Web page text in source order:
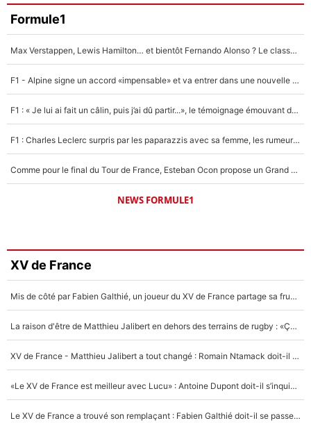
Formule1
Max Verstappen, Lewis Hamilton… et bientôt Fernando Alonso ? Le classement des pilotes les mieux payés en Formule 1 risque de changer !
F1 - Alpine signe un accord «impensable» et va entrer dans une nouvelle dimension : Grande nouvelle pour Pierre Gasly !
F1 : « Je lui ai fait un câlin, puis j’ai dû partir...», le témoignage émouvant de Max Verstappen sur sa fille
F1 : Charles Leclerc surpris par les paparazzis avec sa femme, les rumeurs étaient vraies !
Comme pour le final du Tour de France, Esteban Ocon propose un Grand Prix de Formule 1 à Paris : «Autour de l’Arc de Triomphe, ce serait génial» !
NEWS FORMULE1
XV de France
Mis de côté par Fabien Galthié, un joueur du XV de France partage sa frustration : «ils ne me l’ont pas dit tout de suite»
La raison d'être de Matthieu Jalibert en dehors des terrains de rugby : «Ça m'atteint autant que si tu touches à un membre de ma famille»
XV de France - Matthieu Jalibert a tout changé : Romain Ntamack doit-il s’inquiéter pour sa place à un an de la Coupe du monde ?
«Le XV de France est meilleur avec Lucu» : Antoine Dupont doit-il s’inquiéter pour sa place ?
Le XV de France a trouvé son remplaçant : Fabien Galthié doit-il se passer d'Antoine Dupont ?